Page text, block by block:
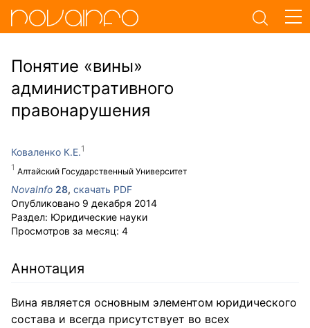
Понятие «вины»
административного
правонарушения
Коваленко К.Е.
Алтайский Государственный Университет
NovaInfo 28, скачать PDF
Опубликовано 9 декабря 2014
Раздел: Юридические науки
Просмотров за месяц: 4
Аннотация
Вина является основным элементом юридического
состава и всегда присутствует во всех